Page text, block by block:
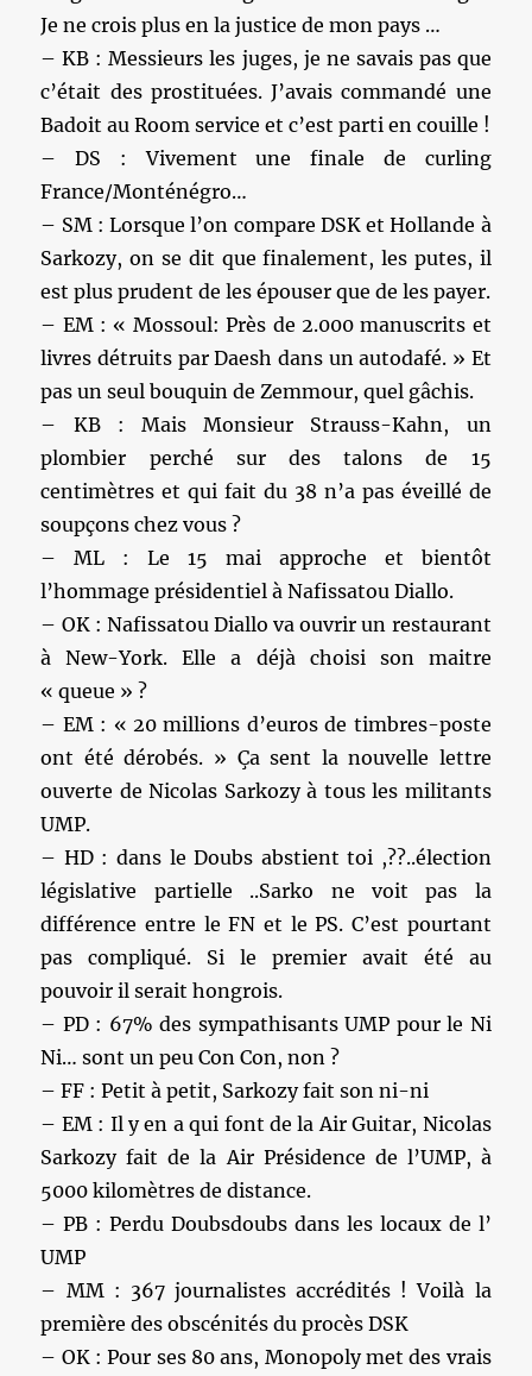
Je ne crois plus en la justice de mon pays …
– KB : Messieurs les juges, je ne savais pas que
c’était des prostituées. J’avais commandé une
Badoit au Room service et c’est parti en couille !
– DS : Vivement une finale de curling
France/Monténégro…
– SM : Lorsque l’on compare DSK et Hollande à
Sarkozy, on se dit que finalement, les putes, il
est plus prudent de les épouser que de les payer.
– EM : « Mossoul: Près de 2.000 manuscrits et
livres détruits par Daesh dans un autodafé. » Et
pas un seul bouquin de Zemmour, quel gâchis.
– KB : Mais Monsieur Strauss-Kahn, un
plombier perché sur des talons de 15
centimètres et qui fait du 38 n’a pas éveillé de
soupçons chez vous ?
– ML : Le 15 mai approche et bientôt
l’hommage présidentiel à Nafissatou Diallo.
– OK : Nafissatou Diallo va ouvrir un restaurant
à New-York. Elle a déjà choisi son maitre
« queue » ?
– EM : « 20 millions d’euros de timbres-poste
ont été dérobés. » Ça sent la nouvelle lettre
ouverte de Nicolas Sarkozy à tous les militants
UMP.
– HD : dans le Doubs abstient toi ,??..élection
législative partielle ..Sarko ne voit pas la
différence entre le FN et le PS. C’est pourtant
pas compliqué. Si le premier avait été au
pouvoir il serait hongrois.
– PD : 67% des sympathisants UMP pour le Ni
Ni… sont un peu Con Con, non ?
– FF : Petit à petit, Sarkozy fait son ni-ni
– EM : Il y en a qui font de la Air Guitar, Nicolas
Sarkozy fait de la Air Présidence de l’UMP, à
5000 kilomètres de distance.
– PB : Perdu Doubsdoubs dans les locaux de l’
UMP
– MM : 367 journalistes accrédités ! Voilà la
première des obscénités du procès DSK
– OK : Pour ses 80 ans, Monopoly met des vrais